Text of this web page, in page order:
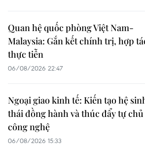
Quan hệ quốc phòng Việt Nam-
Malaysia: Gắn kết chính trị, hợp
thực tiễn
06/08/2026 22:47
Ngoại giao kinh tế: Kiến tạo hệ
thái đồng hành và thúc đẩy tự chủ
công nghệ
06/08/2026 15:33